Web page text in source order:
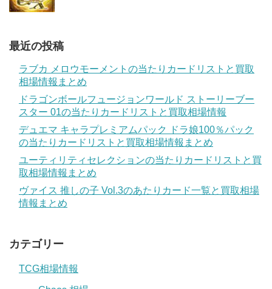
最近の投稿
ラブカ メロウモーメントの当たりカードリストと買取
相場情報まとめ
ドラゴンボールフュージョンワールド ストーリーブー
スター 01の当たりカードリストと買取相場情報
デュエマ キャラプレミアムパック ドラ娘100％パック
の当たりカードリストと買取相場情報まとめ
ユーティリティセレクションの当たりカードリストと買
取相場情報まとめ
ヴァイス 推しの子 Vol.3のあたりカード一覧と買取相場
情報まとめ
カテゴリー
TCG相場情報